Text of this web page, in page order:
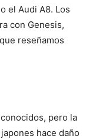
el Audi A8. Los
con Genesis,
reseñamos
pero la
hace daño